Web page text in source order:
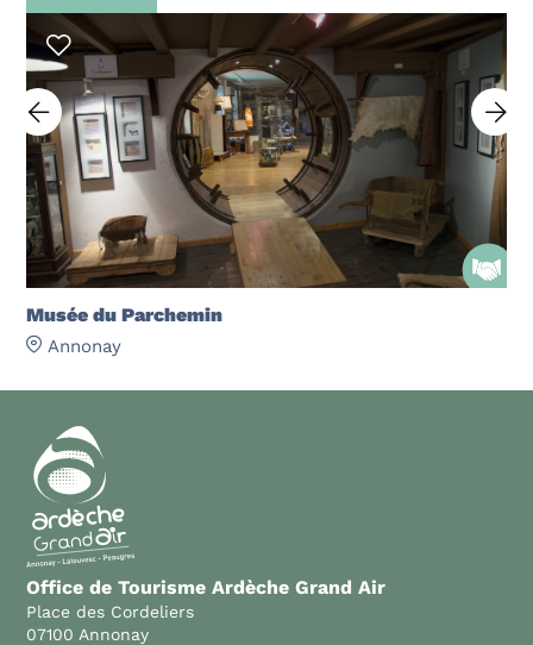
Musée du Parchemin
Annonay
Office de Tourisme Ardèche Grand Air
Place des Cordeliers
07100 Annonay